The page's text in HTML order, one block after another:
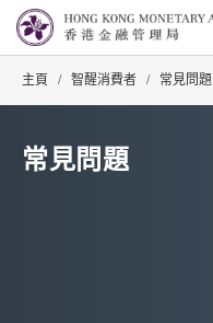
主頁 / 智醒消費者 / 常見問題
常見問題